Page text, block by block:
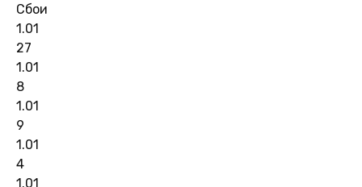
Сбои
1.01
27
1.01
8
1.01
9
1.01
4
1.01